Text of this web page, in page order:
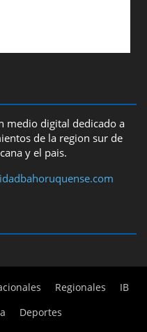
medio digital dedicado a
de la region sur de
y el pais.
Regionales
IB
Deportes